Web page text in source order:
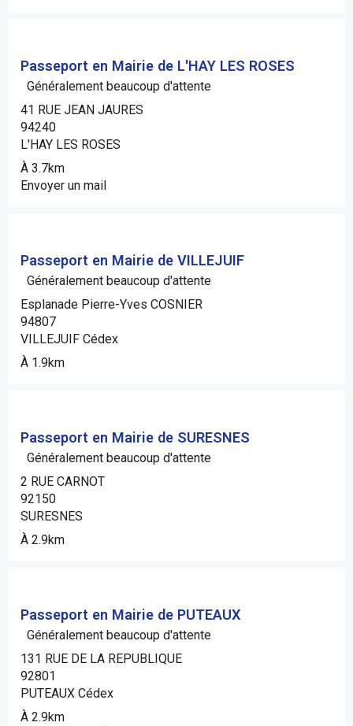
Passeport en Mairie de L'HAY LES ROSES
Généralement beaucoup d'attente
41 RUE JEAN JAURES
94240
L'HAY LES ROSES
À 3.7km
Envoyer un mail
Passeport en Mairie de VILLEJUIF
Généralement beaucoup d'attente
Esplanade Pierre-Yves COSNIER
94807
VILLEJUIF Cédex
À 1.9km
Passeport en Mairie de SURESNES
Généralement beaucoup d'attente
2 RUE CARNOT
92150
SURESNES
À 2.9km
Passeport en Mairie de PUTEAUX
Généralement beaucoup d'attente
131 RUE DE LA REPUBLIQUE
92801
PUTEAUX Cédex
À 2.9km